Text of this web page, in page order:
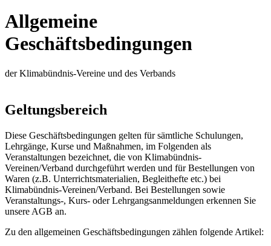
Allgemeine
Geschäftsbedingungen
der Klimabündnis-Vereine und des Verbands
Geltungsbereich
Diese Geschäftsbedingungen gelten für sämtliche Schulungen,
Lehrgänge, Kurse und Maßnahmen, im Folgenden als
Veranstaltungen bezeichnet, die von Klimabündnis-
Vereinen/Verband durchgeführt werden und für Bestellungen von
Waren (z.B. Unterrichtsmaterialien, Begleithefte etc.) bei
Klimabündnis-Vereinen/Verband. Bei Bestellungen sowie
Veranstaltungs-, Kurs- oder Lehrgangsanmeldungen erkennen Sie
unsere AGB an.
Zu den allgemeinen Geschäftsbedingungen zählen folgende Artikel: